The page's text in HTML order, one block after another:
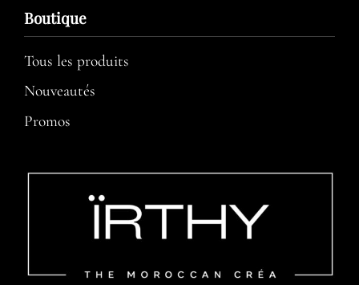
Boutique
Tous les produits
Nouveautés
Promos